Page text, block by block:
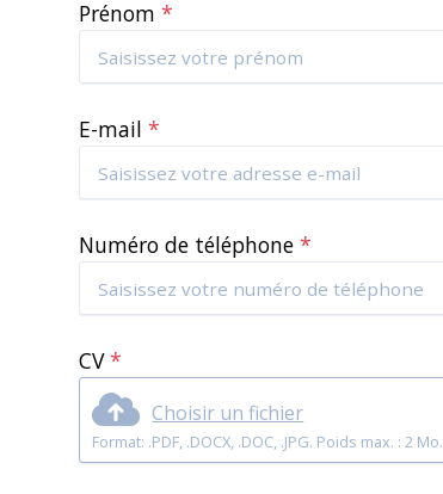
Prénom*
E-mail*
Numéro de téléphone*
CV*
Choisir un fichier
Format: .PDF, .DOCX, .DOC, .JPG. Poids max. : 2 Mo.